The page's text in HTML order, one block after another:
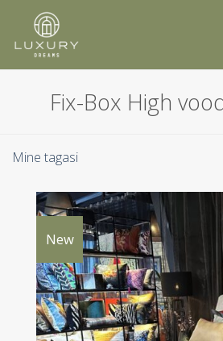
content
Fix-Box High
Mine tagasi
New